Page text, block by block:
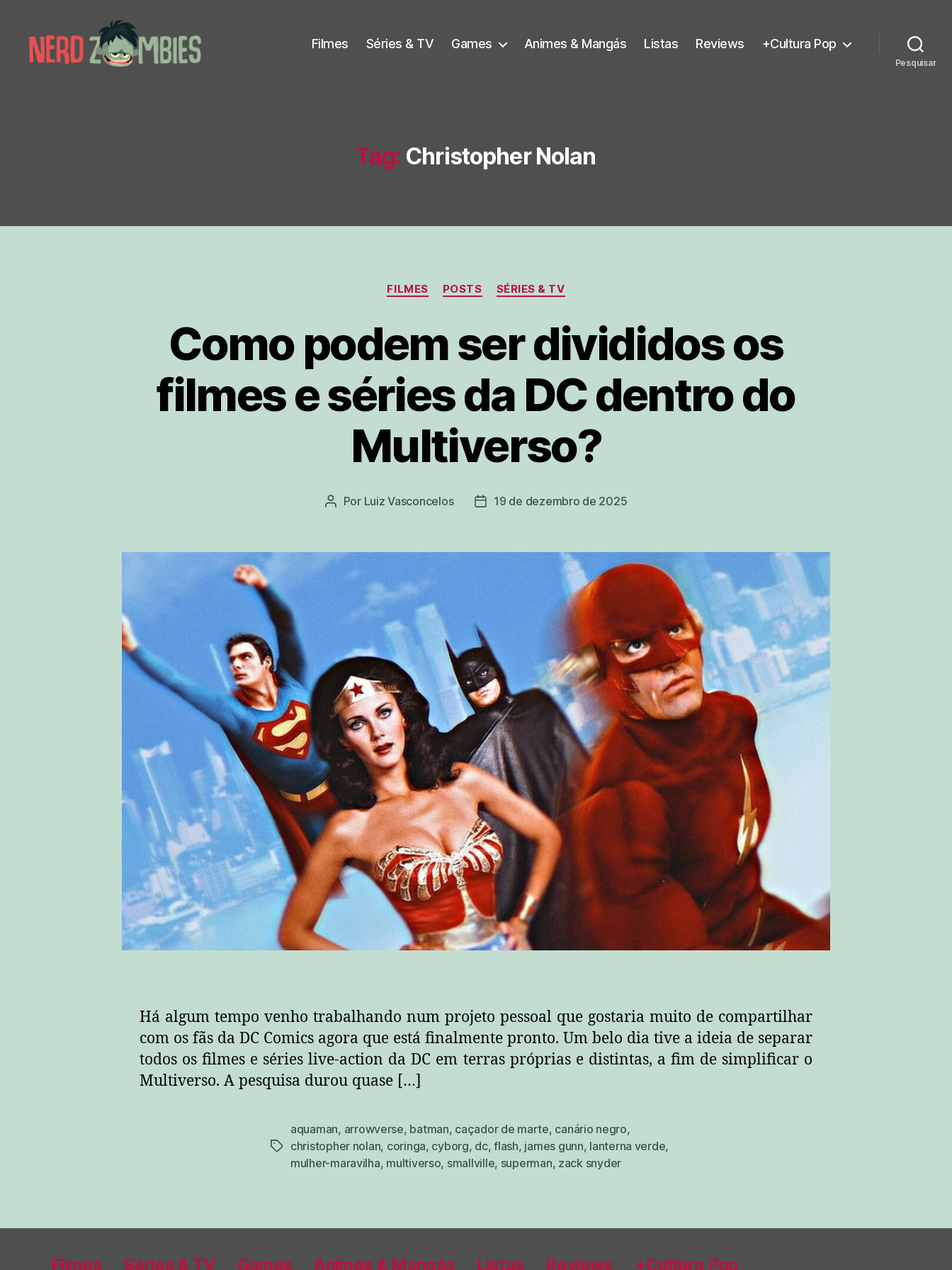
Filmes Séries & TV Games Animes & Mangás Listas Reviews +Cultura Pop
Pesquisar
Tag: Christopher Nolan
Categorias
FILMES POSTS SÉRIES & TV
Como podem ser divididos os
filmes e séries da DC dentro do
Multiverso?
Autor
Por Luiz Vasconcelos
Data19 de dezembro de 2025
Há algum tempo venho trabalhando num projeto pessoal que gostaria muito de compartilhar
com os fãs da DC Comics agora que está finalmente pronto. Um belo dia tive a ideia de separar
todos os filmes e séries live-action da DC em terras próprias e distintas, a fim de simplificar o
Multiverso. A pesquisa durou quase […]
tags
aquaman, arrowverse, batman, caçador de marte, canário negro,
christopher nolan, coringa, cyborg, dc,flash, james gunn, lanterna verde,
mulher-maravilha, multiverso, smallville, superman, zack snyder
Filmes Séries & TV Games Animes & Mangás Listas Reviews +Cultura Pop